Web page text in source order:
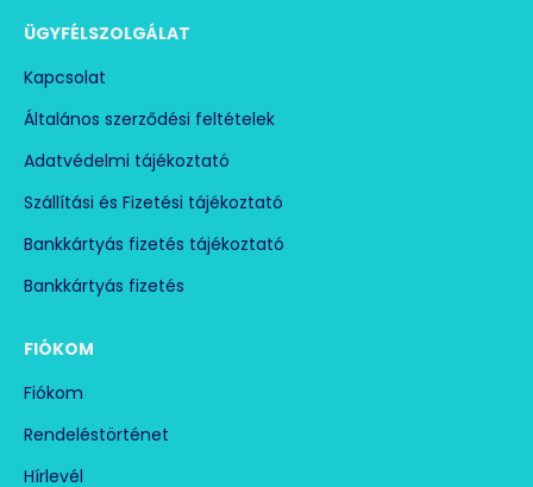
ÜGYFÉLSZOLGÁLAT
Kapcsolat
Általános szerződési feltételek
Adatvédelmi tájékoztató
Szállítási és Fizetési tájékoztató
Bankkártyás fizetés tájékoztató
Bankkártyás fizetés
FIÓKOM
Fiókom
Rendeléstörténet
Hírlevél